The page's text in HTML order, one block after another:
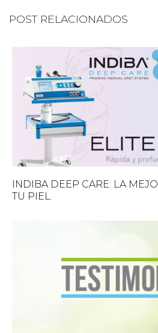
POST RELACIONADOS
INDIBA DEEP CARE: LA
TU PIEL.